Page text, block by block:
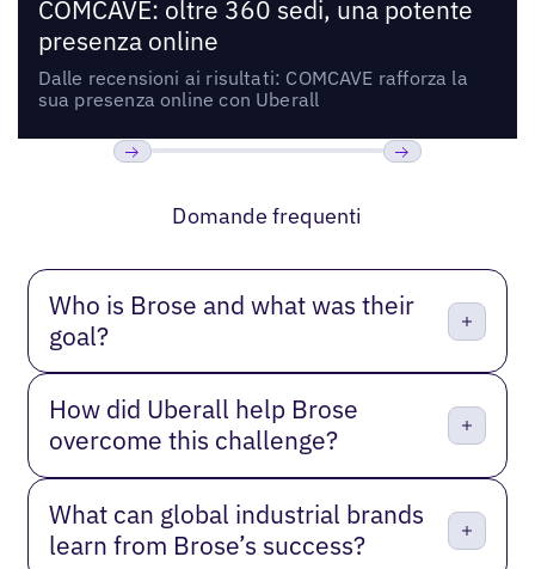
COMCAVE: oltre 360 sedi, una potente
presenza online
Dalle recensioni ai risultati: COMCAVE rafforza la
sua presenza online con Uberall
Domande frequenti
Who is Brose and what was their
goal?
How did Uberall help Brose
overcome this challenge?
What can global industrial brands
learn from Brose’s success?